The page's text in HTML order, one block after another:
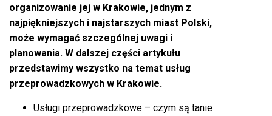
organizowanie jej w Krakowie, jednym z
najpiękniejszych i najstarszych miast Polski,
może wymagać szczególnej uwagi i
planowania. W dalszej części artykułu
przedstawimy wszystko na temat usług
przeprowadzkowych w Krakowie.
Usługi przeprowadzkowe – czym są tanie